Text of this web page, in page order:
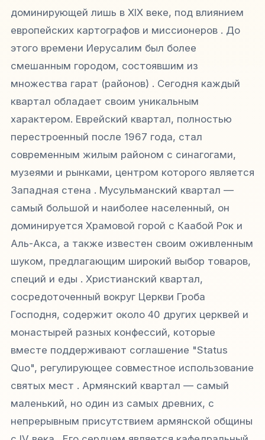
доминирующей лишь в XIX веке, под влиянием
европейских картографов и миссионеров . До
этого времени Иерусалим был более
смешанным городом, состоявшим из
множества гарат (районов) . Сегодня каждый
квартал обладает своим уникальным
характером. Еврейский квартал, полностью
перестроенный после 1967 года, стал
современным жилым районом с синагогами,
музеями и рынками, центром которого является
Западная стена . Мусульманский квартал —
самый большой и наиболее населенный, он
доминируется Храмовой горой с Каабой Рок и
Аль-Акса, а также известен своим оживленным
шуком, предлагающим широкий выбор товаров,
специй и еды . Христианский квартал,
сосредоточенный вокруг Церкви Гроба
Господня, содержит около 40 других церквей и
монастырей разных конфессий, которые
вместе поддерживают соглашение "Status
Quo", регулирующее совместное использование
святых мест . Армянский квартал — самый
маленький, но один из самых древних, с
непрерывным присутствием армянской общины